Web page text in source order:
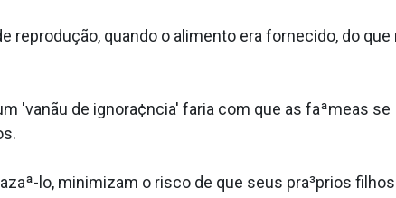
reprodução, quando o alimento era fornecido, do que
'vanãu de ignora¢ncia' faria com que as faªmeas se
lo, minimizam o risco de que seus pra³prios filhos